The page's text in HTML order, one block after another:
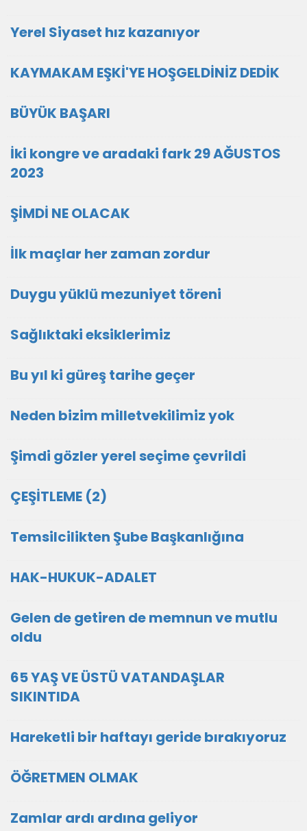
Yerel Siyaset hız kazanıyor
KAYMAKAM EŞKİ'YE HOŞGELDİNİZ DEDİK
BÜYÜK BAŞARI
İki kongre ve aradaki fark 29 AĞUSTOS
2023
ŞİMDİ NE OLACAK
İlk maçlar her zaman zordur
Duygu yüklü mezuniyet töreni
Sağlıktaki eksiklerimiz
Bu yıl ki güreş tarihe geçer
Neden bizim milletvekilimiz yok
Şimdi gözler yerel seçime çevrildi
ÇEŞİTLEME (2)
Temsilcilikten Şube Başkanlığına
HAK-HUKUK-ADALET
Gelen de getiren de memnun ve mutlu
oldu
65 YAŞ VE ÜSTÜ VATANDAŞLAR
SIKINTIDA
Hareketli bir haftayı geride bırakıyoruz
ÖĞRETMEN OLMAK
Zamlar ardı ardına geliyor